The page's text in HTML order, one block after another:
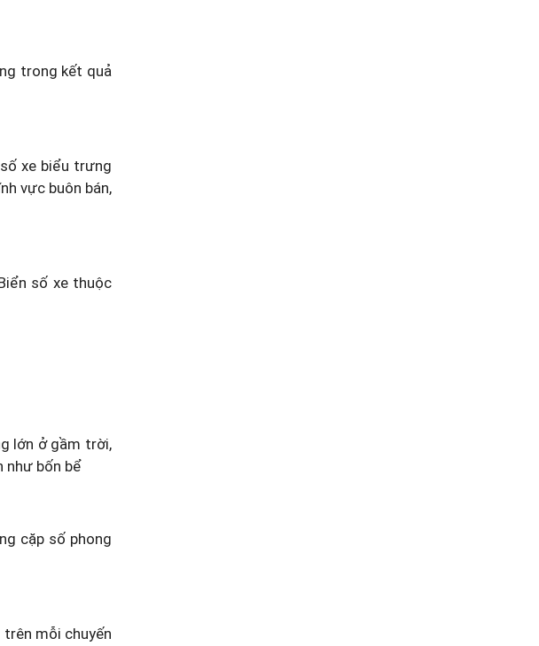
trong kết quả
xe biểu trưng
vực buôn bán,
số xe thuộc
lớn ở gầm trời,
như bốn bể
cặp số phong
mỗi chuyến